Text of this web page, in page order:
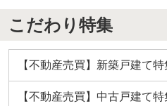
こだわり特集
【不動産売買】新築戸建て特
【不動産売買】中古戸建て特